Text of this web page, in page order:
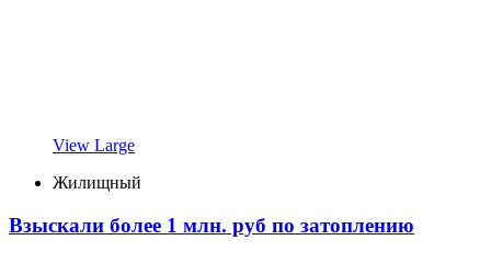
View Large
Жилищный
Взыскали более 1 млн. руб по затоплению